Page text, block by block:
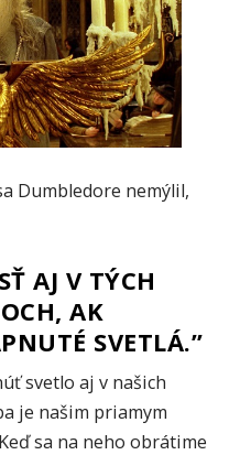
Dumbledore nemýlil,
AJ V TÝCH
AK
SVETLÁ.”
svetlo aj v našich
je našim priamym
sa na neho obrátime